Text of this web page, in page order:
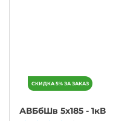
АВБбШв 5х185 - 1кВ